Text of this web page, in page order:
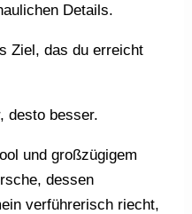
Details.
Ziel, das du erreicht
desto besser.
und großzügigem
dessen
verführerisch riecht,